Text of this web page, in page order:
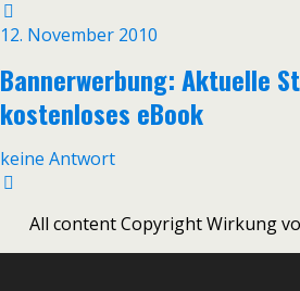
12. November 2010
Bannerwerbung: Aktuelle
kostenloses eBook
keine Antwort
All content Copyright Wirkung